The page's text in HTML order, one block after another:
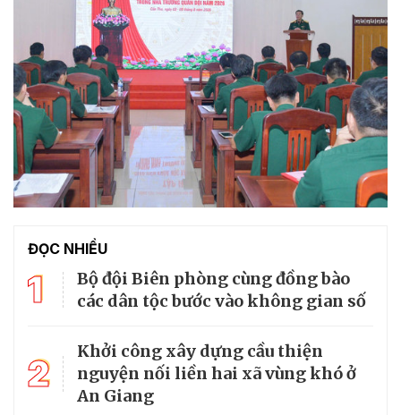
ĐỌC NHIỀU
1
Bộ đội Biên phòng cùng đồng bào
các dân tộc bước vào không gian số
2
Khởi công xây dựng cầu thiện
nguyện nối liền hai xã vùng khó ở
An Giang